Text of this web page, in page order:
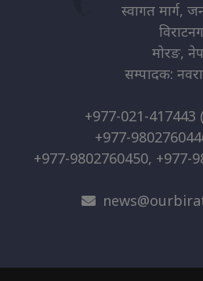
स्वागत मार्ग,
मोरङ,
सम्पादक:
+977-021-417443
+977-
+977-9802760450, +977-